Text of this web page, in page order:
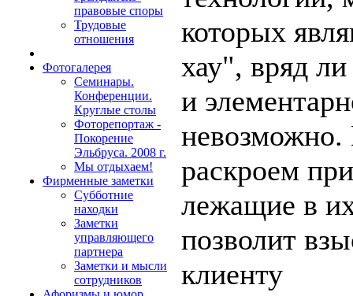
правовые споры
Трудовые
отношения
Фотогалерея
Семинары.
Конференции.
Круглые столы
Фоторепортаж -
Покорение
Эльбруса. 2008 г.
Мы отдыхаем!
Фирменные заметки
Субботние
находки
Заметки
управляющего
партнера
Заметки и мысли
сотрудников
которых
хау", вряд
и
раскроем
лежащие в
позволит
клиенту